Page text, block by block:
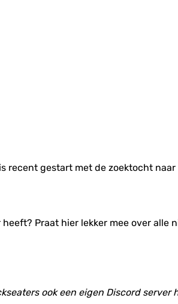
recent gestart met de zoektocht
Praat hier lekker mee over
ook een eigen Discord server